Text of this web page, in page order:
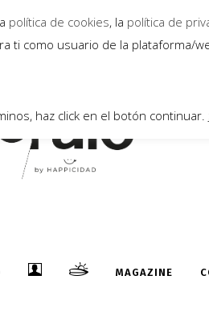
MAGAZINE
política de cookies, la política de
ti como usuario de la plataforma/
haz click en el botón continuar.